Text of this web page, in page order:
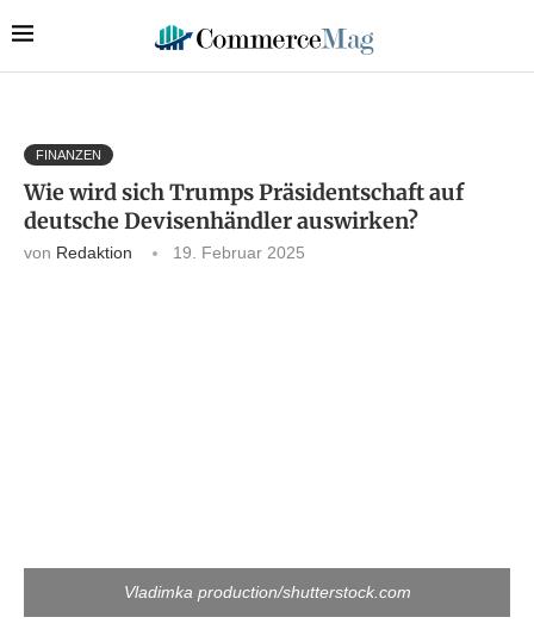
FINANZEN
Wie wird sich Trumps Präsidentschaft auf
deutsche Devisenhändler auswirken?
von Redaktion 19. Februar 2025
Vladimka production/shutterstock.com